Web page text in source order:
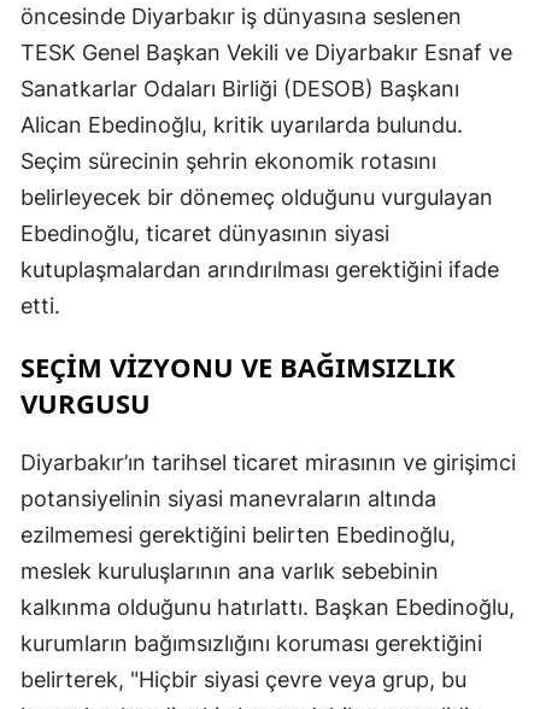
öncesinde Diyarbakır iş dünyasına seslenen
TESK Genel Başkan Vekili ve Diyarbakır Esnaf ve
Sanatkarlar Odaları Birliği (DESOB) Başkanı
Alican Ebedinoğlu, kritik uyarılarda bulundu.
Seçim sürecinin şehrin ekonomik rotasını
belirleyecek bir dönemeç olduğunu vurgulayan
Ebedinoğlu, ticaret dünyasının siyasi
kutuplaşmalardan arındırılması gerektiğini ifade
etti.
SEÇİM VİZYONU VE BAĞIMSIZLIK
VURGUSU
Diyarbakır’ın tarihsel ticaret mirasının ve girişimci
potansiyelinin siyasi manevraların altında
ezilmemesi gerektiğini belirten Ebedinoğlu,
meslek kuruluşlarının ana varlık sebebinin
kalkınma olduğunu hatırlattı. Başkan Ebedinoğlu,
kurumların bağımsızlığını koruması gerektiğini
belirterek, "Hiçbir siyasi çevre veya grup, bu